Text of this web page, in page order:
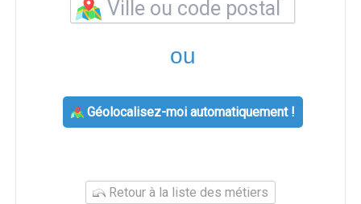
ou
Géolocalisez-moi automatiquement !
Retour à la liste des métiers